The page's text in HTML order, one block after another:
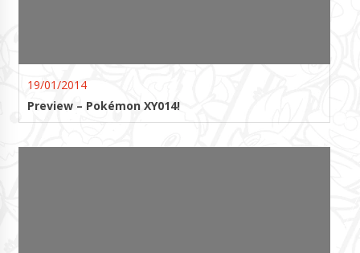
19/01/2014
Preview – Pokémon XY014!